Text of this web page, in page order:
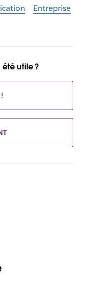
Entreprise
utile ?